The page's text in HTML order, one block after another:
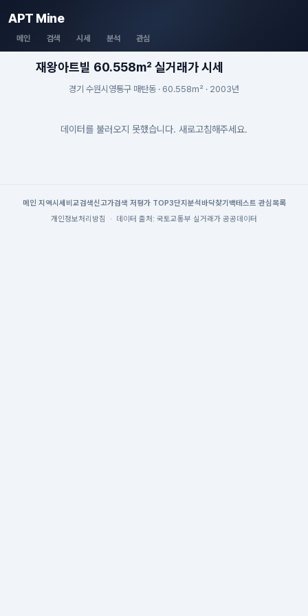
APT Mine
메인 검색 시세 분석 관심
재왕아트빌 60.558m² 실거래가 시세
경기 수원시영통구 매탄동 · 60.558m² · 2003년
데이터를 불러오지 못했습니다. 새로고침해주세요.
메인| 지역시세 비교검색신고가검색 저평가 TOP3단지분석 바닥찾기 백테스트 관심목록
개인정보처리방침
· 데이터 출처: 국토교통부 실거래가 공공데이터